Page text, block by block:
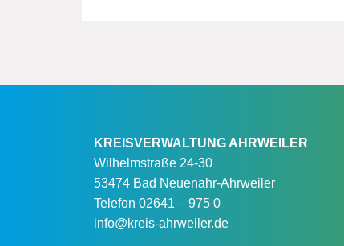
KREISVERWALTUNG AHRWEILER
Wilhelmstraße 24-30
53474 Bad Neuenahr-Ahrweiler
Telefon 02641 – 975 0
info@kreis-ahrweiler.de